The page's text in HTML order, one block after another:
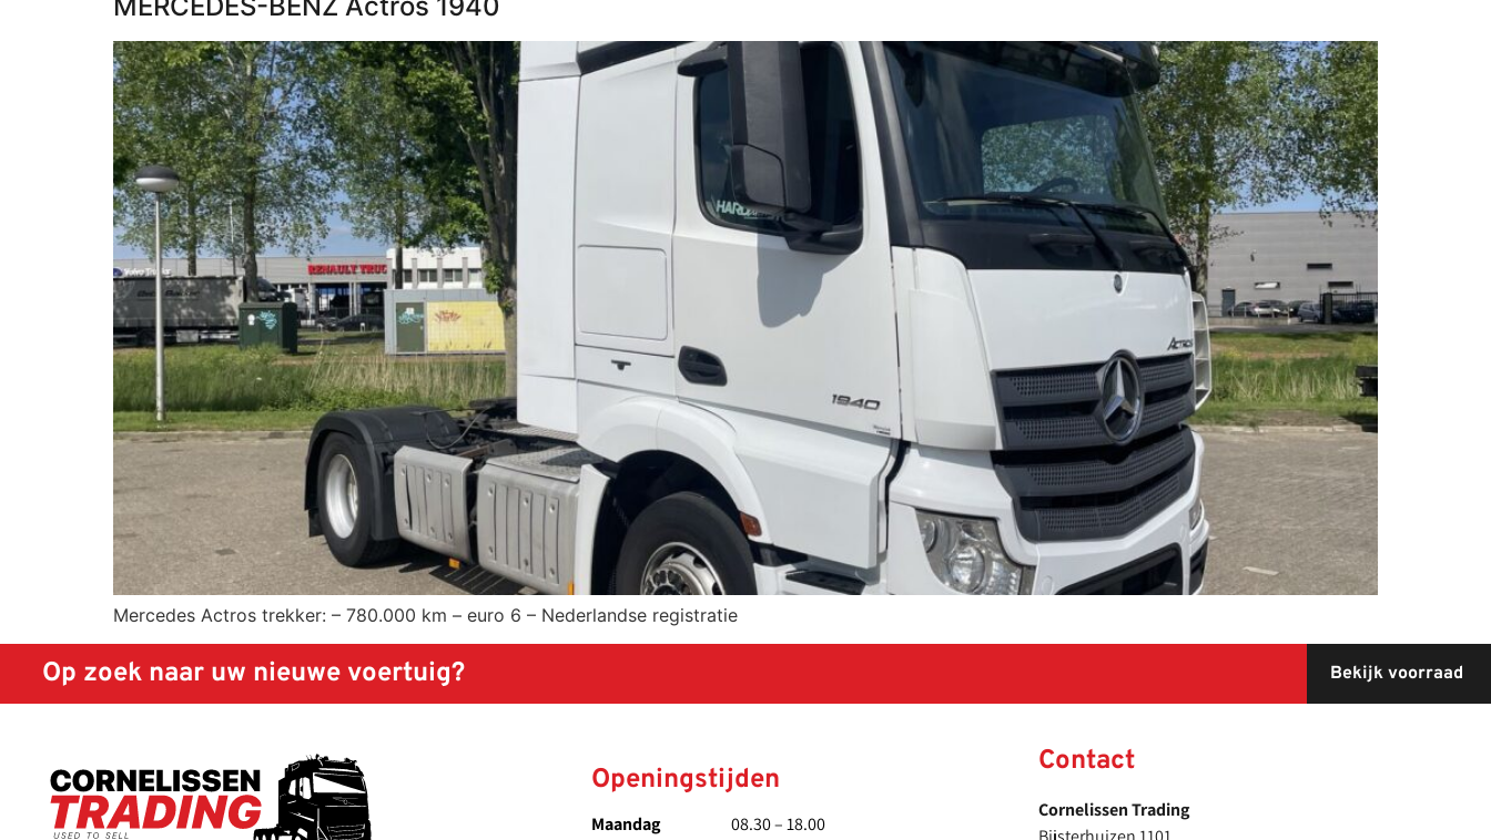
Mercedes Actros trekker: – 780.000 km – euro 6 – Nederlandse registratie
Op zoek naar uw nieuwe voertuig? Bekijk voorraad
Openingstijden
Maandag 08.30 – 18.00
Contact
Cornelissen Trading